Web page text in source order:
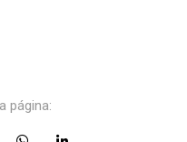
página: